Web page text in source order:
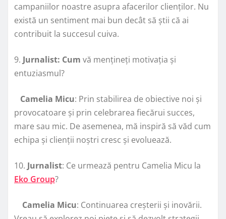
campaniilor noastre asupra afacerilor clienților. Nu
există un sentiment mai bun decât să știi că ai
contribuit la succesul cuiva.
9. Jurnalist: Cum vă mențineți motivația și
entuziasmul?
Camelia Micu: Prin stabilirea de obiective noi și
provocatoare și prin celebrarea fiecărui succes,
mare sau mic. De asemenea, mă inspiră să văd cum
echipa și clienții noștri cresc și evoluează.
10. Jurnalist: Ce urmează pentru Camelia Micu la
Eko Group?
Camelia Micu: Continuarea creșterii și inovării.